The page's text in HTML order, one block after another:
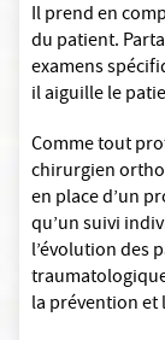
Il prend en
du patient.
examens
il aiguille le
Comme tout
chirurgien
en place d’un
qu’un suivi
l’évolution des
la prévention et